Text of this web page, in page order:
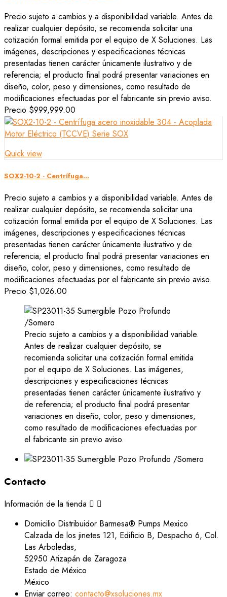
Precio sujeto a cambios y a disponibilidad variable. Antes de
realizar cualquier depósito, se recomienda solicitar una
cotización formal emitida por el equipo de X Soluciones. Las
imágenes, descripciones y especificaciones técnicas
presentadas tienen carácter únicamente ilustrativo y de
referencia; el producto final podrá presentar variaciones en
diseño, color, peso y dimensiones, como resultado de
modificaciones efectuadas por el fabricante sin previo aviso.
Precio $999,999.00
Quick view
SOX2-10-2 - Centrífuga...
Precio sujeto a cambios y a disponibilidad variable. Antes de
realizar cualquier depósito, se recomienda solicitar una
cotización formal emitida por el equipo de X Soluciones. Las
imágenes, descripciones y especificaciones técnicas
presentadas tienen carácter únicamente ilustrativo y de
referencia; el producto final podrá presentar variaciones en
diseño, color, peso y dimensiones, como resultado de
modificaciones efectuadas por el fabricante sin previo aviso.
Precio $1,026.00
Precio sujeto a cambios y a disponibilidad variable.
Antes de realizar cualquier depósito, se
recomienda solicitar una cotización formal emitida
por el equipo de X Soluciones. Las imágenes,
descripciones y especificaciones técnicas
presentadas tienen carácter únicamente ilustrativo y
de referencia; el producto final podrá presentar
variaciones en diseño, color, peso y dimensiones,
como resultado de modificaciones efectuadas por
el fabricante sin previo aviso.
Contacto
Información de la tienda  
Domicilio Distribuidor Barmesa® Pumps Mexico
Calzada de los jinetes 121, Edificio B, Despacho 6, Col.
Las Arboledas,
52950 Atizapán de Zaragoza
Estado de México
México
Enviar correo: contacto@xsoluciones.mx